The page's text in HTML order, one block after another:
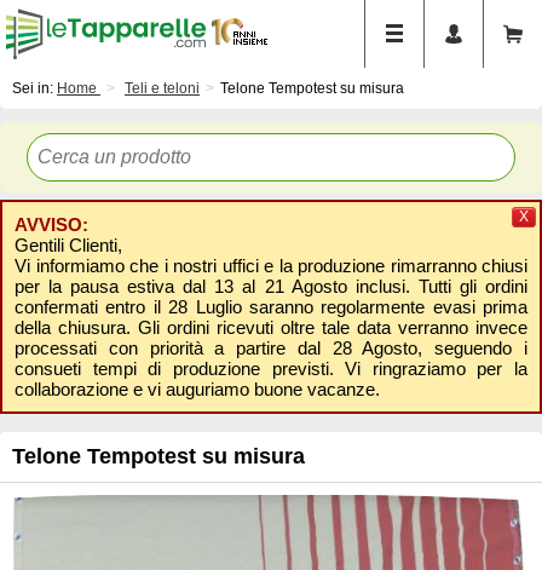
Sei in: Home Teli e teloni Telone Tempotest su misura
AVVISO:
Gentili Clienti,
Vi informiamo che i nostri uffici e la produzione rimarranno chiusi
per la pausa estiva dal 13 al 21 Agosto inclusi. Tutti gli ordini
confermati entro il 28 Luglio saranno regolarmente evasi prima
della chiusura. Gli ordini ricevuti oltre tale data verranno invece
processati con priorità a partire dal 28 Agosto, seguendo i
consueti tempi di produzione previsti. Vi ringraziamo per la
collaborazione e vi auguriamo buone vacanze.
X
Telone Tempotest su misura